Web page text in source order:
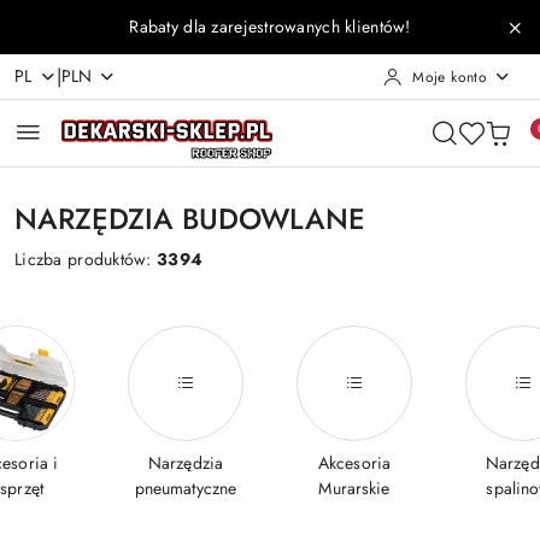
Przejdź do treści głównej
Przejdź do wyszukiwarki
Przejdź do moje konto
Przejdź do menu głównego
Przejdź do stopkiRabaty dla zarejestrowanych klientów!
PL |PLN Moje konto
NARZĘDZIA BUDOWLANE
Liczba produktów:3394
i
Narzędzia
pneumatyczne
Akcesoria
Murarskie